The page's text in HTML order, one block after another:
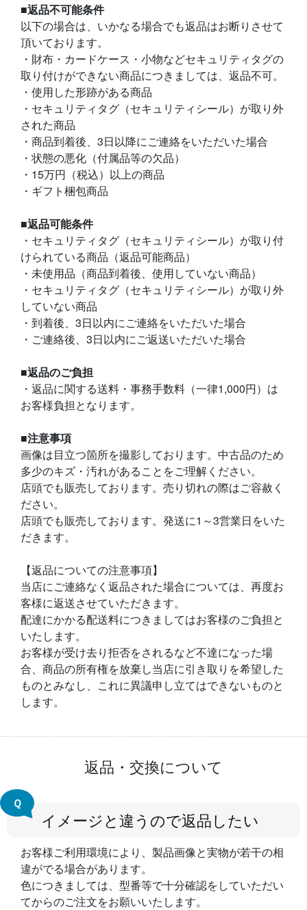
■返品不可能条件
以下の場合は、いかなる場合でも返品はお断りさせて
頂いております。
・財布・カードケース・小物などセキュリティタグの
取り付けができない商品につきましては、返品不可。
・使用した形跡がある商品
・セキュリティタグ（セキュリティシール）が取り外
された商品
・商品到着後、3日以降にご連絡をいただいた場合
・状態の悪化（付属品等の欠品）
・15万円（税込）以上の商品
・ギフト梱包商品
■返品可能条件
・セキュリティタグ（セキュリティシール）が取り付
けられている商品（返品可能商品）
・未使用品（商品到着後、使用していない商品）
・セキュリティタグ（セキュリティシール）が取り外
していない商品
・到着後、3日以内にご連絡をいただいた場合
・ご連絡後、3日以内にご返送いただいた場合
■返品のご負担
・返品に関する送料・事務手数料（一律1,000円）は
お客様負担となります。
■注意事項
画像は目立つ箇所を撮影しております。中古品のため
多少のキズ・汚れがあることをご理解ください。
店頭でも販売しております。売り切れの際はご容赦く
ださい。
店頭でも販売しております。発送に1～3営業日をいた
だきます。
【返品についての注意事項】
当店にご連絡なく返品された場合については、再度お
客様に返送させていただきます。
配達にかかる配送料につきましてはお客様のご負担と
いたします。
お客様が受け去り拒否をされるなど不達になった場
合、商品の所有権を放棄し当店に引き取りを希望した
ものとみなし、これに異議申し立てはできないものと
します。
返品・交換について
Ｑ
イメージと違うので返品したい
お客様ご利用環境により、製品画像と実物が若干の相
違がでる場合があります。
色につきましては、型番等で十分確認をしていただい
てからのご注文をお願いいたします。